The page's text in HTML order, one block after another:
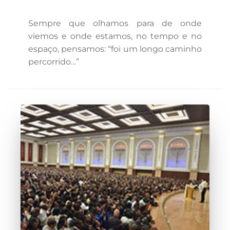
Sempre que olhamos para de onde
viemos e onde estamos, no tempo e no
espaço, pensamos: “foi um longo caminho
percorrido…”